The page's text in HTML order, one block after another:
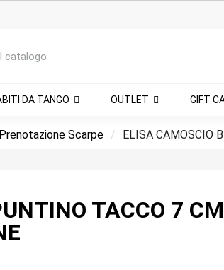
DA TANGO OUTLET GIFT
Prenotazione Scarpe ELISA CAMOSCIO
TACCO 7 CM